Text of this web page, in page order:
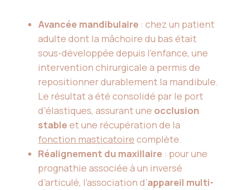
Avancée mandibulaire : chez un patient
adulte dont la mâchoire du bas était
sous-développée depuis l’enfance, une
intervention chirurgicale a permis de
repositionner durablement la mandibule.
Le résultat a été consolidé par le port
d’élastiques, assurant une occlusion
stable et une récupération de la
fonction masticatoire complète.
Réalignement du maxillaire : pour une
prognathie associée à un inversé
d’articulé, l’association d’appareil multi-